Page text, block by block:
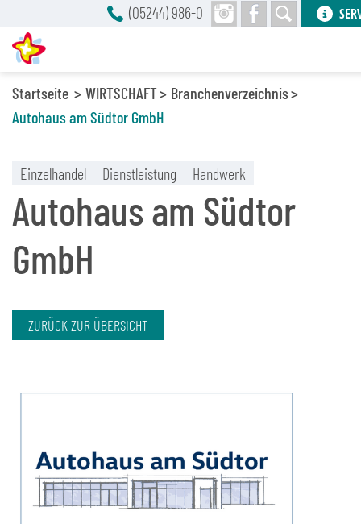
Startseite WIRTSCHAFT
Branchenverzeichnis
Autohaus am Südtor GmbH
Einzelhandel Dienstleistung Handwerk
Autohaus am Südtor
GmbH
ZURÜCK ZUR ÜBERSICHT
(05244) 986-0